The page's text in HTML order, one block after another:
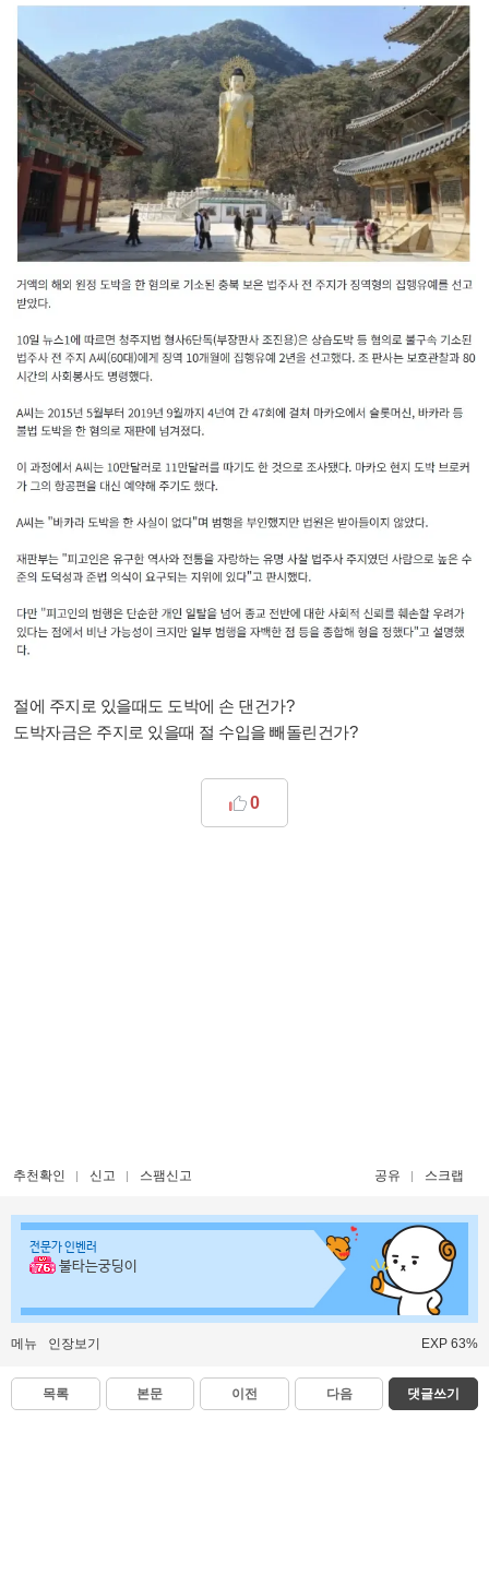
절에 주지로 있을때도 도박에 손 댄건가?
도박자금은 주지로 있을때 절 수입을 빼돌린건가?
0
추천확인 신고 스팸신고 공유 스크랩
전문가 인벤러
불타는궁딩이
메뉴 인장보기 EXP 63%
목록 본문 이전 다음 댓글쓰기